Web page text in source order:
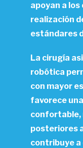
apoyan a
realización
estándares
La cirugía
robótica
con mayor
favorece
confortable,
posteriores
contribuye a